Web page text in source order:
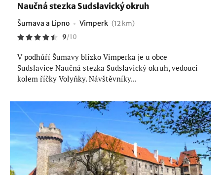
Naučná stezka Sudslavický okruh
Šumava a Lipno Vimperk (12 km)
9/10
V podhůří Šumavy blízko Vimperka je u obce
Sudslavice Naučná stezka Sudslavický okruh, vedoucí
kolem říčky Volyňky. Návštěvníky...